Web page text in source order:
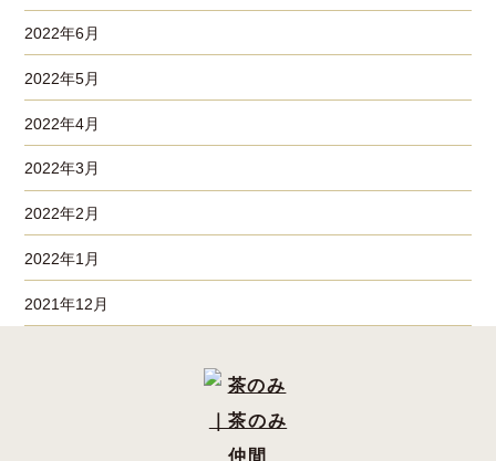
2022年6月
2022年5月
2022年4月
2022年3月
2022年2月
2022年1月
2021年12月